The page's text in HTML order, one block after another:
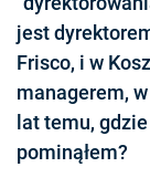
jest
Frisco, i w
managerem,
lat temu,
pominąłem?